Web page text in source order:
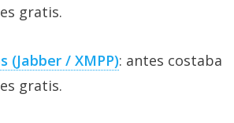
gratis.
(Jabber / XMPP): antes costaba
gratis.